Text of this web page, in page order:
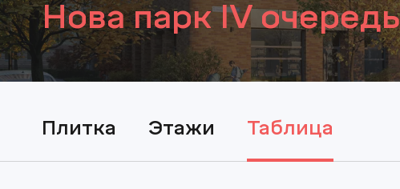
Нова парк IV очередь
плитка этажи таблица